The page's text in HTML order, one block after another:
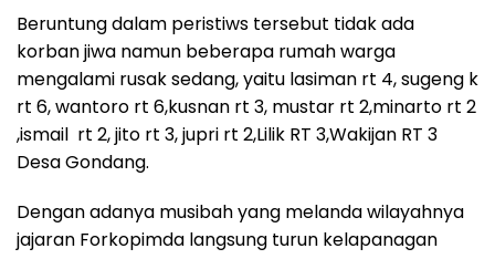
Beruntung dalam peristiws tersebut tidak ada
korban jiwa namun beberapa rumah warga
mengalami rusak sedang, yaitu lasiman rt 4, sugeng k
rt 6, wantoro rt 6,kusnan rt 3, mustar rt 2,minarto rt 2
,ismail rt 2, jito rt 3, jupri rt 2,Lilik RT 3,Wakijan RT 3
Desa Gondang.
Dengan adanya musibah yang melanda wilayahnya
jajaran Forkopimda langsung turun kelapanagan